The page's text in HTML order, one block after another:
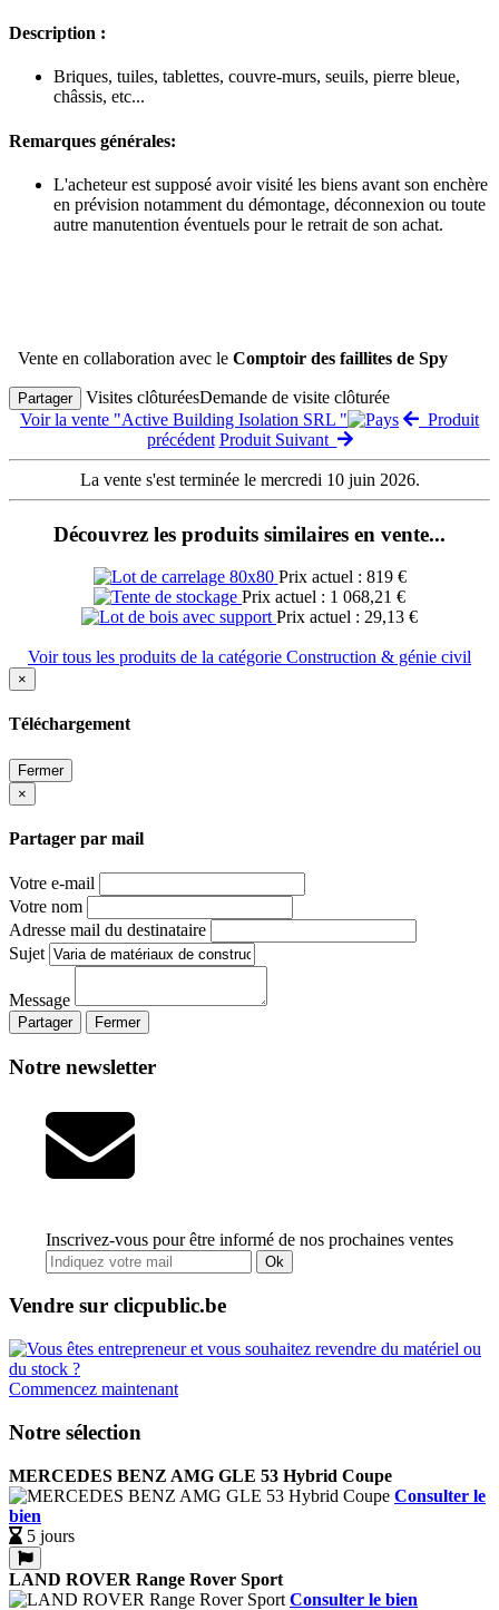
Description :
Briques, tuiles, tablettes, couvre-murs, seuils, pierre bleue,
châssis, etc...
Remarques générales:
L'acheteur est supposé avoir visité les biens avant son enchère
en prévision notamment du démontage, déconnexion ou toute
autre manutention éventuels pour le retrait de son achat.
Vente en collaboration avec le Comptoir des faillites de Spy
Partager Visites clôturéesDemande de visite clôturée
Voir la vente "Active Building Isolation SRL "
Produit
précédent Produit Suivant
La vente s'est terminée le mercredi 10 juin 2026.
Découvrez les produits similaires en vente...
Prix actuel : 819 €
Prix actuel : 1 068,21 €
Prix actuel : 29,13 €
Voir tous les produits de la catégorie Construction & génie civil
×
Téléchargement
Fermer
×
Partager par mail
Votre e-mail
Votre nom
Adresse mail du destinataire
Sujet
Message
Partager Fermer
Notre newsletter
Inscrivez-vous pour être informé de nos prochaines ventes
Ok
Vendre sur clicpublic.be
Commencez maintenant
Notre sélection
MERCEDES BENZ AMG GLE 53 Hybrid Coupe
Consulter le
bien
5 jours
LAND ROVER Range Rover Sport
Consulter le bien